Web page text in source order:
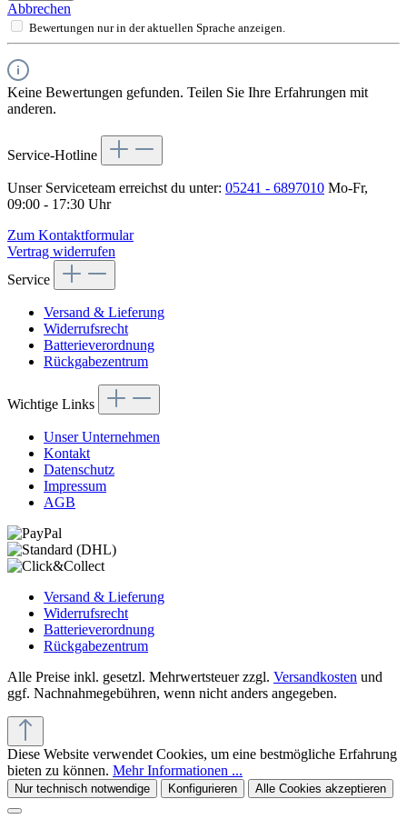
Abbrechen
Bewertungen nur in der aktuellen Sprache anzeigen.
Keine Bewertungen gefunden. Teilen Sie Ihre Erfahrungen mit
anderen.
Service-Hotline
Unser Serviceteam erreichst du unter: 05241 - 6897010 Mo-Fr,
09:00 - 17:30 Uhr
Zum Kontaktformular
Vertrag widerrufen
Service
Versand & Lieferung
Widerrufsrecht
Batterieverordnung
Rückgabezentrum
Wichtige Links
Unser Unternehmen
Kontakt
Datenschutz
Impressum
AGB
Versand & Lieferung
Widerrufsrecht
Batterieverordnung
Rückgabezentrum
Alle Preise inkl. gesetzl. Mehrwertsteuer zzgl. Versandkosten und
ggf. Nachnahmegebühren, wenn nicht anders angegeben.
Diese Website verwendet Cookies, um eine bestmögliche Erfahrung
bieten zu können. Mehr Informationen ...
Nur technisch notwendige Konfigurieren Alle Cookies akzeptieren